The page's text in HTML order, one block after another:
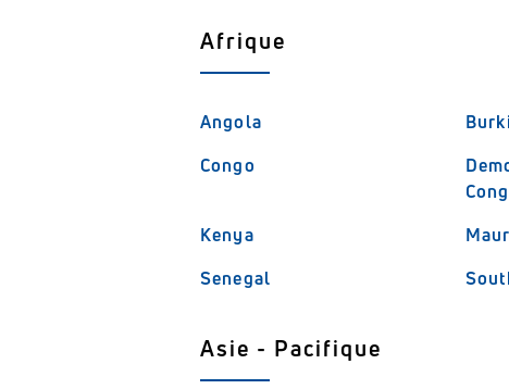
Afrique
Angola
Congo
Kenya
Senegal
Asie - Pacifique